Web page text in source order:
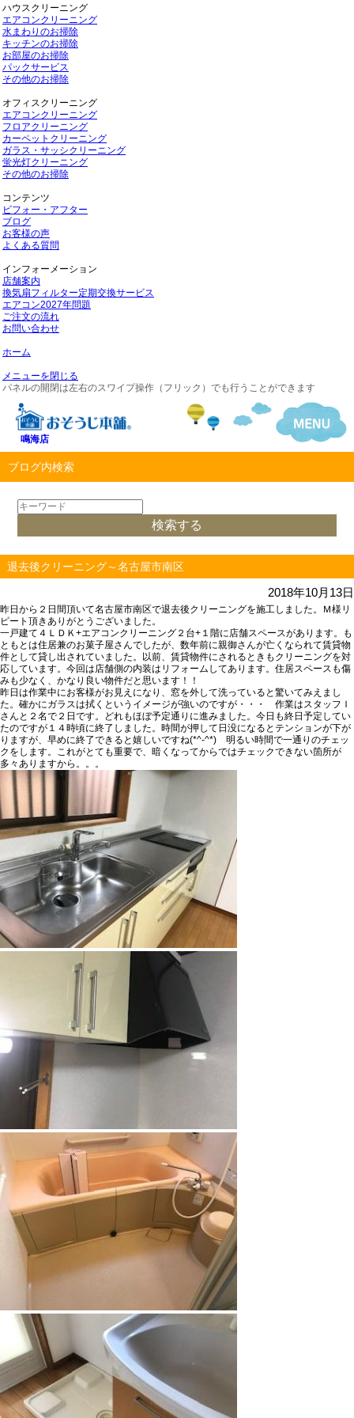
ハウスクリーニング
エアコンクリーニング
水まわりのお掃除
キッチンのお掃除
お部屋のお掃除
パックサービス
その他のお掃除
オフィスクリーニング
エアコンクリーニング
フロアクリーニング
カーペットクリーニング
ガラス・サッシクリーニング
蛍光灯クリーニング
その他のお掃除
コンテンツ
ビフォー・アフター
ブログ
お客様の声
よくある質問
インフォーメーション
店舗案内
換気扇フィルター定期交換サービス
エアコン2027年問題
ご注文の流れ
お問い合わせ
ホーム
メニューを閉じる
パネルの開閉は左右のスワイプ操作（フリック）でも行うことができます
鳴海店
ブログ内検索
退去後クリーニング～名古屋市南区
2018年10月13日
昨日から２日間頂いて名古屋市南区で退去後クリーニングを施工しました。Ｍ様リ
ピート頂きありがとうございました。
一戸建て４ＬＤＫ+エアコンクリーニング２台+１階に店舗スペースがあります。も
ともとは住居兼のお菓子屋さんでしたが、数年前に親御さんが亡くなられて賃貸物
件として貸し出されていました。以前、賃貸物件にされるときもクリーニングを対
応しています。今回は店舗側の内装はリフォームしてあります。住居スペースも傷
みも少なく、かなり良い物件だと思います！！
昨日は作業中にお客様がお見えになり、窓を外して洗っていると驚いてみえまし
た。確かにガラスは拭くというイメージが強いのですが・・・ 作業はスタッフＩ
さんと２名で２日です。どれもほぼ予定通りに進みました。今日も終日予定してい
たのですが１４時頃に終了しました。時間が押して日没になるとテンションが下が
りますが、早めに終了できると嬉しいですね(*^-^*) 明るい時間で一通りのチェッ
クをします。これがとても重要で、暗くなってからではチェックできない箇所が
多々ありますから。。。